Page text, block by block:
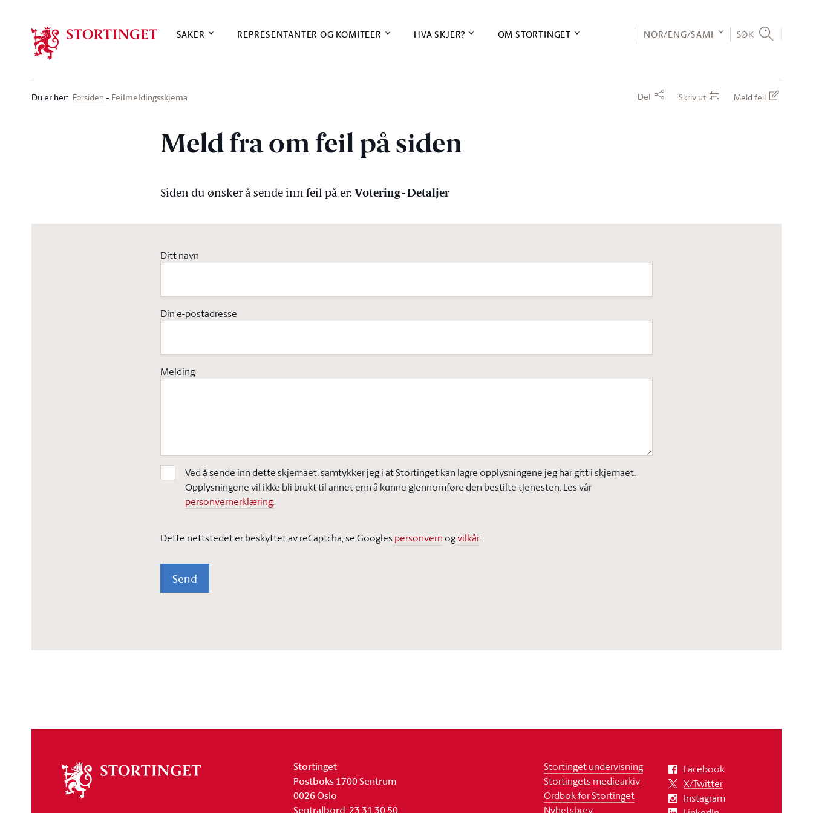
SAKER REPRESENTANTER OG KOMITEER HVA SKJER? OM STORTINGET NOR/ENG/SÁMI SØK
Du er her: Forsiden Feilmeldingsskjema Del Skriv ut Meld feil
Meld fra om feil på siden
Siden du ønsker å sende inn feil på er: Votering - Detaljer
Ditt navn
Din e-postadresse
Melding
Ved å sende inn dette skjemaet, samtykker jeg i at Stortinget kan lagre opplysningene jeg har gitt i skjemaet.
Opplysningene vil ikke bli brukt til annet enn å kunne gjennomføre den bestilte tjenesten. Les vår
personvernerklæring.
Dette nettstedet er beskyttet av reCaptcha, se Googlespersonvern ogvilkår.
Send
stortinget
Stortinget
Postboks 1700 Sentrum
0026 Oslo
Sentralbord: 23 31 30 50
Stortinget undervisning
Stortingets mediearkiv
Ordbok for Stortinget
Nyhetsbrev
Facebook
X/Twitter
Instagram